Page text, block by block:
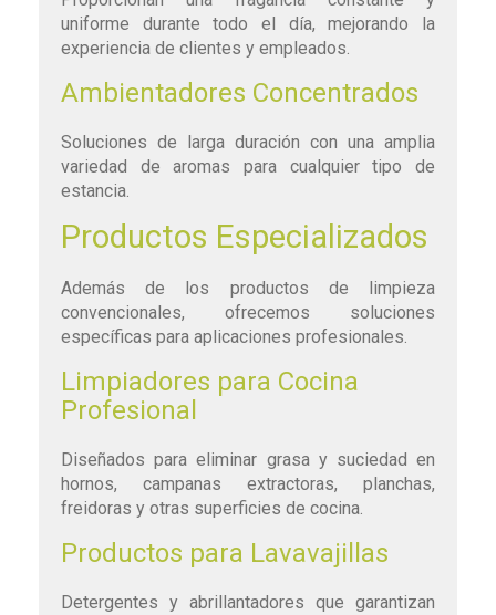
uniforme durante todo el día, mejorando la
experiencia de clientes y empleados.
Ambientadores Concentrados
Soluciones de larga duración con una amplia
variedad de aromas para cualquier tipo de
estancia.
Productos Especializados
Además de los productos de limpieza
convencionales, ofrecemos soluciones
específicas para aplicaciones profesionales.
Limpiadores para Cocina
Profesional
Diseñados para eliminar grasa y suciedad en
hornos, campanas extractoras, planchas,
freidoras y otras superficies de cocina.
Productos para Lavavajillas
Detergentes y abrillantadores que garantizan